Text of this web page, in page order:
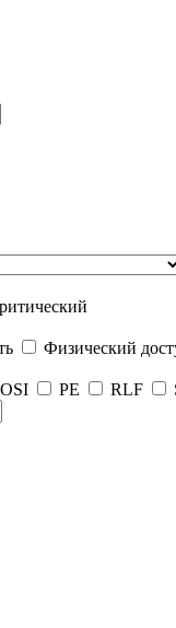
Физический
OSI PE RLF